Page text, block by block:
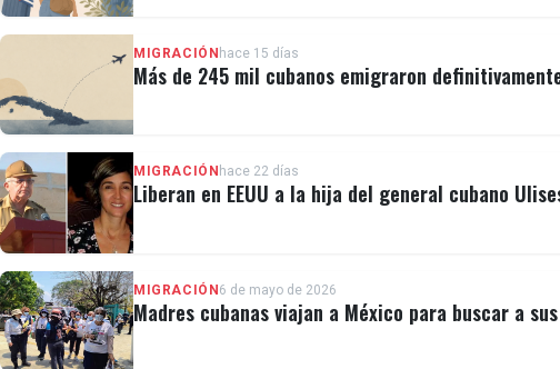
MIGRACIÓN hace 15 días
Más de 245 mil cubanos emigraron
MIGRACIÓN hace 22 días
Liberan en EEUU a la hija del general cubano
MIGRACIÓN6 de mayo de 2026
Madres cubanas viajan a México para buscar a